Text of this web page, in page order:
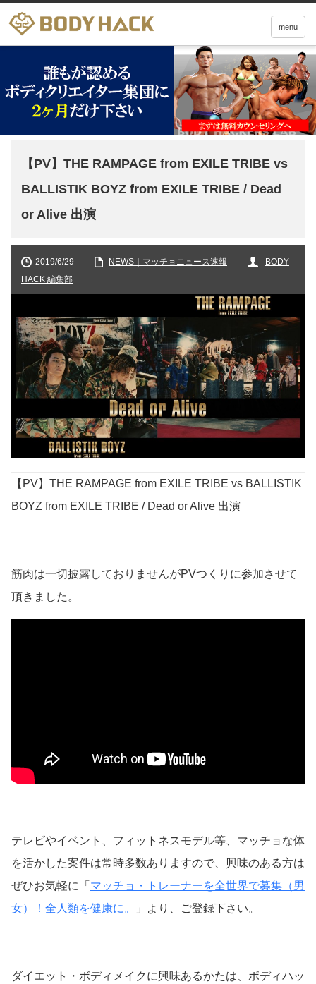
menu
【PV】THE RAMPAGE from EXILE TRIBE vs
BALLISTIK BOYZ from EXILE TRIBE / Dead
or Alive 出演
2019/6/29 NEWS｜マッチョニュース速報
BODY
HACK 編集部
【PV】THE RAMPAGE from EXILE TRIBE vs BALLISTIK
BOYZ from EXILE TRIBE / Dead or Alive 出演
筋肉は一切披露しておりませんがPVつくりに参加させて
頂きました。
テレビやイベント、フィットネスモデル等、マッチョな体
を活かした案件は常時多数ありますので、興味のある方は
ぜひお気軽に「 マッチョ・トレーナーを全世界で募集（男
女）！全人類を健康に。
」より、ご登録下さい。
ダイエット・ボディメイクに興味あるかたは、ボディハッ